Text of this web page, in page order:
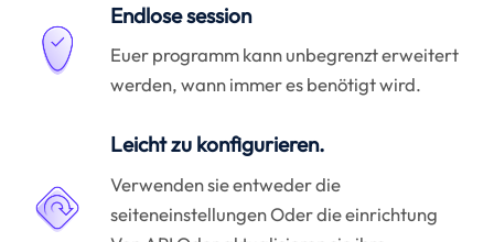
Endlose session
Euer programm kann unbegrenzt erweitert
werden, wann immer es benötigt wird.
Leicht zu konfigurieren.
Verwenden sie entweder die
seiteneinstellungen Oder die einrichtung